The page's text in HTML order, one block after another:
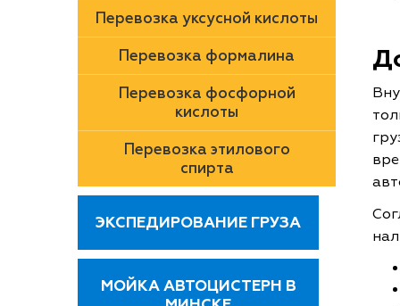
Перевозка уксусной кислоты
Перевозка формалина
Перевозка фосфорной
кислоты
Перевозка этилового
спирта
ЭКСПЕДИРОВАНИЕ ГРУЗА
МОЙКА АВТОЦИСТЕРН В